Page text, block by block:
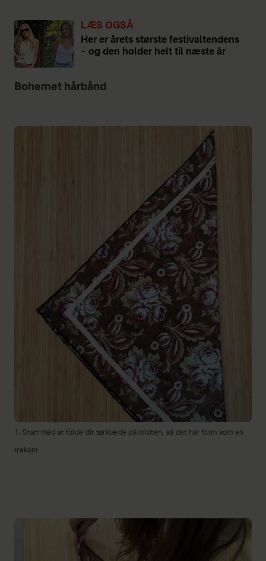
LÆS OGSÅ
Her er årets største festivaltendens
– og den holder helt til næste år
Bohemet hårbånd
1. Start med at folde dit tørklæde på midten, så det har form som en
trekant.